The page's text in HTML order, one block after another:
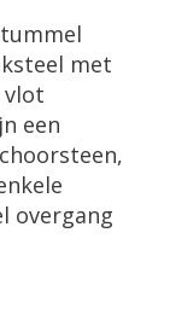
met
vlot
een
,
overgang